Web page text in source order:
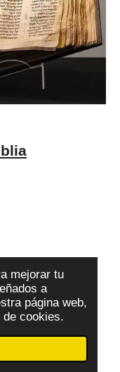
mejorar tu
a
página web,
cookies.